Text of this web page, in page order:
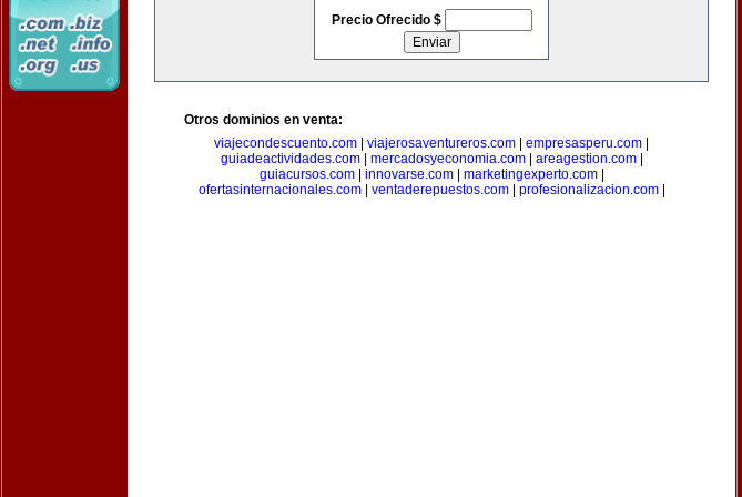
Precio Ofrecido $
Otros dominios en venta:
viajecondescuento.com
viajerosaventureros.com empresasperu.com
guiadeactividades.com| mercadosyeconomia.com| areagestion.com|
guiacursos.com| innovarse.com| marketingexperto.com|
ofertasinternacionales.com| ventaderepuestos.com| profesionalizacion.com|